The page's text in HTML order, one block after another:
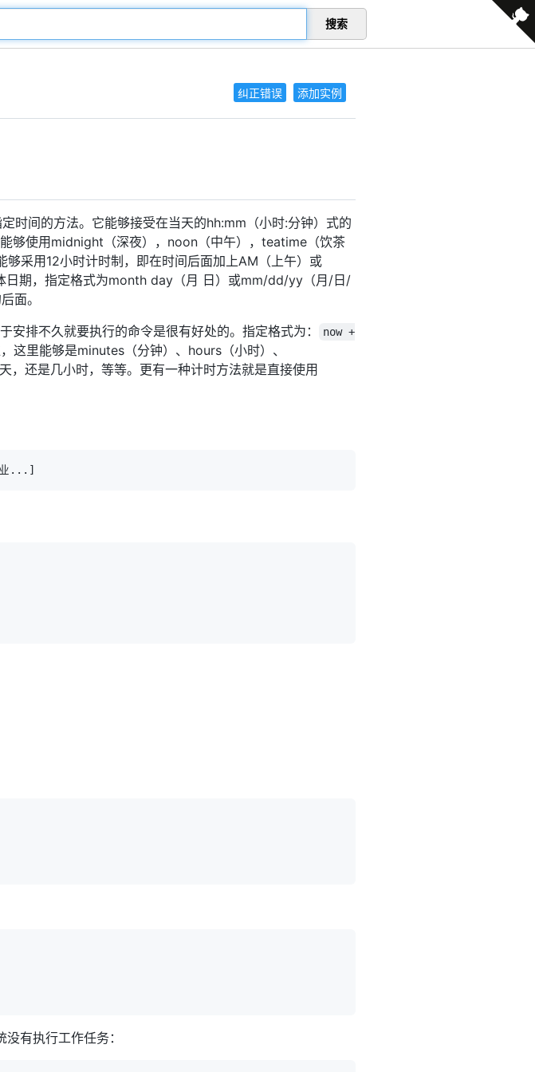
搜索
纠正错误 添加实例
时间的方法。它能够接受在当天的hh:mm（小时:分钟）式的
够使用midnight（深夜），noon（中午），teatime（饮茶
采用12小时计时制，即在时间后面加上AM（上午）或
日期，指定格式为month day（月 日）或mm/dd/yy（月/日/
面。
安排不久就要执行的命令是很有好处的。指定格式为：
now +
里能够是minutes（分钟）、hours（小时）、
还是几小时，等等。更有一种计时方法就是直接使用
.. . ]
有执行工作任务：